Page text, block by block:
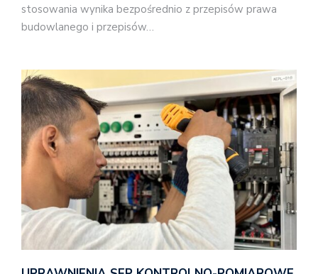
stosowania wynika bezpośrednio z przepisów prawa
budowlanego i przepisów…